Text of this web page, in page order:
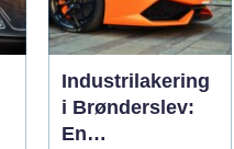
Industrilakering
i Brønderslev:
En